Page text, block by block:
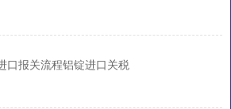
口报关流程铝锭进口关税